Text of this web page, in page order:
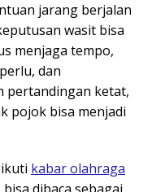
jarang berjalan
wasit bisa
menjaga tempo,
dan
pertandingan ketat,
pojok bisa menjadi
kabar olahraga